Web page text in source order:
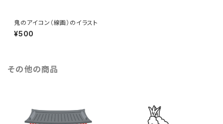
鬼のアイコン（線画）のイラスト
¥500
その他の商品